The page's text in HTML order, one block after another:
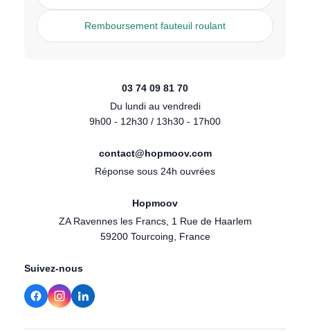
Remboursement fauteuil roulant
03 74 09 81 70
Du lundi au vendredi
9h00 - 12h30 / 13h30 - 17h00
contact@hopmoov.com
Réponse sous 24h ouvrées
Hopmoov
ZA Ravennes les Francs, 1 Rue de Haarlem
59200 Tourcoing, France
Suivez-nous